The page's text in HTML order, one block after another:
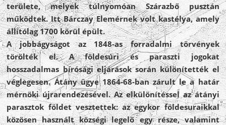
területe, melyek túlnyomóan Szárazbő pusztán
működtek. Itt Bárczay Elemérnek volt kastélya, amely
állítólag 1700 körül épült.
A jobbágyságot az 1848-as forradalmi törvények
törölték el. A földesúri és paraszti jogokat
hosszadalmas bírósági eljárások során különítették el
véglegesen. Átány ügye 1864-68-ban zárult le a határ
mérnöki újrarendezésével. Az elkülönítéssel az átányi
parasztok földet vesztettek: az egykor földesuraikkal
közösen használt községi legelő egy része, valamint